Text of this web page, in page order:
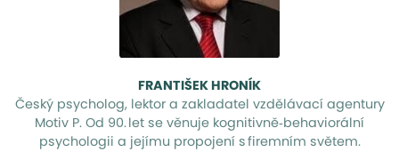
FRANTIŠEK HRONÍK
Český psycholog, lektor a zakladatel vzdělávací agentury
Motiv P. Od 90. let se věnuje kognitivně‑behaviorální
psychologii a jejímu propojení s firemním světem.